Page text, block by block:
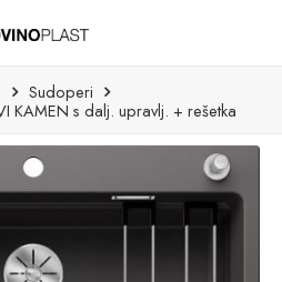
Sudoperi
KAMEN s dalj. upravlj. + rešetka